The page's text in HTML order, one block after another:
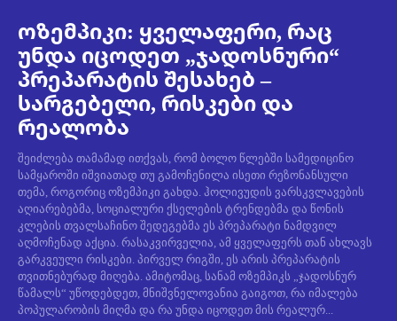
ოზემპიკი: ყველაფერი, რაც
უნდა იცოდეთ „ჯადოსნური“
პრეპარატის შესახებ –
სარგებელი, რისკები და
რეალობა
შეიძლება თამამად ითქვას, რომ ბოლო წლებში სამედიცინო
სამყაროში იშვიათად თუ გამოჩენილა ისეთი რეზონანსული
თემა, როგორიც ოზემპიკი გახდა. ჰოლივუდის ვარსკვლავების
აღიარებებმა, სოციალური ქსელების ტრენდებმა და წონის
კლების თვალსაჩინო შედეგებმა ეს პრეპარატი ნამდვილ
აღმოჩენად აქცია. რასაკვირველია, ამ ყველაფერს თან ახლავს
გარკვეული რისკები. პირველ რიგში, ეს არის პრეპარატის
თვითნებურად მიღება. ამიტომაც, სანამ ოზემპიკს „ჯადოსნურ
წამალს“ უწოდებდეთ, მნიშვნელოვანია გაიგოთ, რა იმალება
პოპულარობის მიღმა და რა უნდა იცოდეთ მის რეალურ...